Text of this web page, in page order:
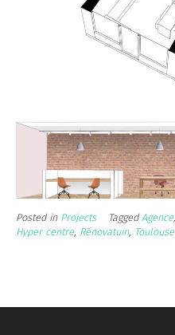
Posted in Projects Tagged Agence
Hyper centre Rénovatuin, Toulouse